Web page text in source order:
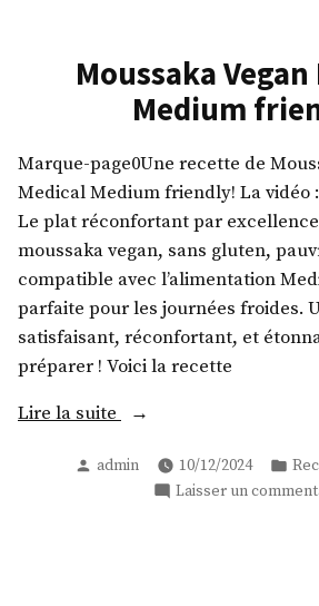
Moussaka
Medium
Marque-page0Une recette de
Medical Medium friendly! La vidéo
Le plat réconfortant par excellence
moussaka vegan, sans gluten,
compatible avec l’alimentation
parfaite pour les journées froides.
satisfaisant, réconfortant, et
préparer ! Voici la recette
Lire la suite « Moussaka
Medical
Medium
Publié
admin 10/12/2024
Laisser un